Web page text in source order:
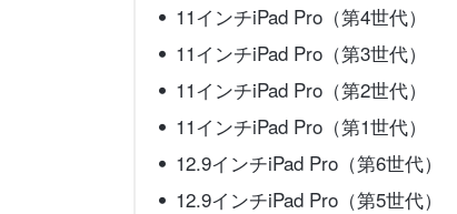
11インチiPad Pro（第4世代）
11インチiPad Pro（第3世代）
11インチiPad Pro（第2世代）
11インチiPad Pro（第1世代）
12.9インチiPad Pro（第6世代）
12.9インチiPad Pro（第5世代）